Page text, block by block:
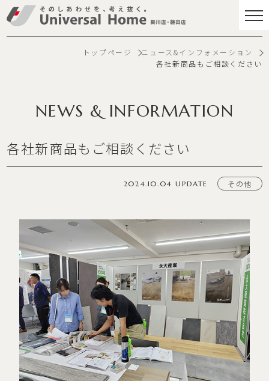
トップページ
ニュース&インフォメーション
各社新商品もご相談ください
NEWS & INFORMATION
各社新商品もご相談ください
2024.10.04 UPDATE その他